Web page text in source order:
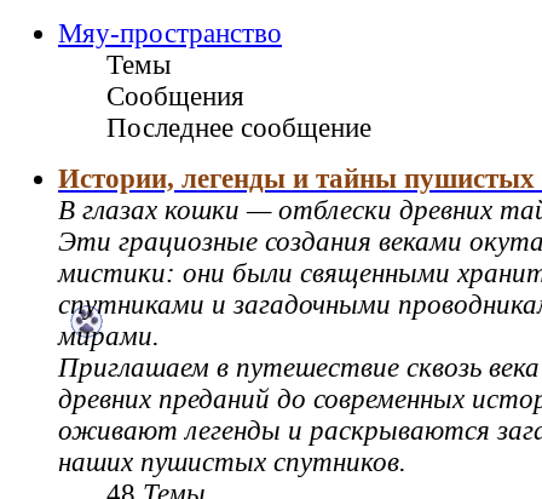
Мяу-пространство
Темы
Сообщения
Последнее сообщение
Истории, легенды и тайны пушистых
В глазах кошки — отблески древних
Эти грациозные создания веками
мистики: они были священными
спутниками и загадочными
мирами.
Приглашаем в путешествие сквозь
древних преданий до современных
оживают легенды и раскрываются
наших пушистых спутников.